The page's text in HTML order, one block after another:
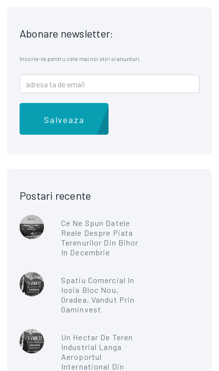
Abonare newsletter:
Inscrie-te pentru cele mai noi stiri si anunturi.
Salveaza
Postari recente
Ce Ne Spun Datele
Reale Despre Piata
Terenurilor Din Bihor
In Decembrie
Spatiu Comercial In
Iosia Bloc Nou,
Oradea, Vandut Prin
Gaminvest
Un Hectar De Teren
Industrial Langa
Aeroportul
International Din